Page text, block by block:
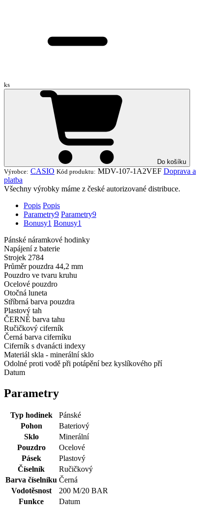
ks
Do košíku
Výrobce: CASIO Kód produktu: MDV-107-1A2VEF Doprava a
platba
Všechny výrobky máme z české autorizované distribuce.
Popis Popis
Parametry9 Parametry9
Bonusy1 Bonusy1
Pánské náramkové hodinky
Napájení z baterie
Strojek 2784
Průměr pouzdra 44,2 mm
Pouzdro ve tvaru kruhu
Ocelové pouzdro
Otočná luneta
Stříbrná barva pouzdra
Plastový tah
ČERNÉ barva tahu
Ručičkový ciferník
Černá barva ciferníku
Ciferník s dvanácti indexy
Materiál skla - minerální sklo
Odolné proti vodě při potápění bez kyslíkového pří
Datum
Parametry
Typ hodinek
Pánské
Pohon
Bateriový
Sklo
Minerální
Pouzdro
Ocelové
Pásek
Plastový
Číselník
Ručičkový
Barva číselníku Černá
Vodotěsnost
200 M/20 BAR
Funkce
Datum